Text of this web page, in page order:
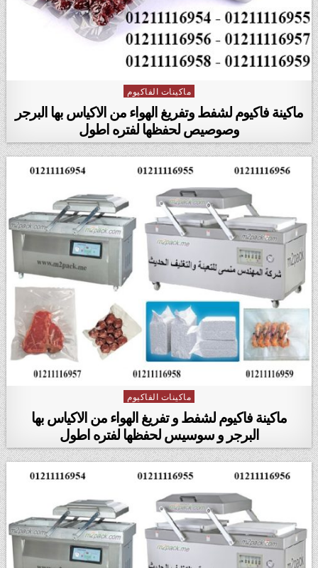
Posted in
ماكينات الفاكيوم
ماكينة فاكيوم لشفط وتفريغ الهواء من الاكياس بها البرجر
وصوصيص لحفظها لفتره اطول
Posted in
ماكينات الفاكيوم
ماكينة فاكيوم لشفط و تفريغ الهواء من الاكياس بها
البرجر و سوسيس لحفظها لفتره اطول